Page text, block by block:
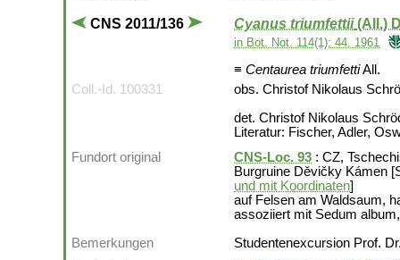
CNS 2011/136 Cyanus triumfettii (All.)
in Bot. Not. 114(1): 44. 1961
≡ Centaurea triumfettiAll.
Coll.-Id. 100331
obs. Christof Nikolaus
det. Christof Nikolaus
Literatur: Fischer, Adler,
Fundort original
CNS-Loc. 93 : CZ,
Burgruine Děvičky Kámen
und mit Koordinaten]
auf Felsen am Waldsaum,
assoziiert mit Sedum
Bemerkungen
Studentenexcursion Prof.